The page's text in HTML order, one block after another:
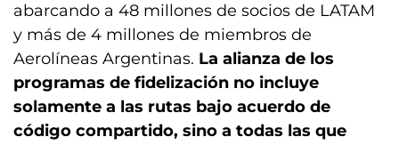
abarcando a 48 millones de socios de LATAM
y más de 4 millones de miembros de
Aerolíneas Argentinas. La alianza de los
programas de fidelización no incluye
solamente a las rutas bajo acuerdo de
código compartido, sino a todas las que